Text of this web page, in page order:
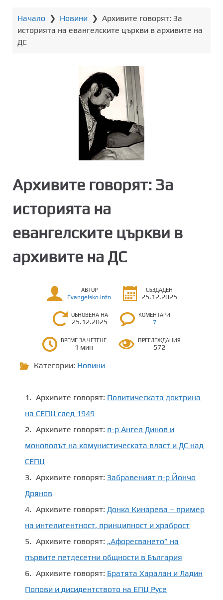
Начало ❯ Новини ❯ Архивите говорят: За
историята на евангелските църкви в архивите на
ДС
Архивите говорят: За
историята на
евангелските църкви в
архивите на ДС
АВТОР
Evangelsko.info
СЪЗДАДЕН
25.12.2025
ОБНОВЕНА НА
25.12.2025
КОМЕНТАРИ
7
ВРЕМЕ ЗА ЧЕТЕНЕ
1 мин
ПРЕГЛЕЖДАНИЯ
572
Категории: Новини
Архивите говорят: Политическата доктрина
на СЕПЦ след 1949
Архивите говорят: п-р Ангел Динов и
монополът на комунистическата власт и ДС над
СЕПЦ
Архивите говорят: Забравеният п-р Йончо
Дрянов
Архивите говорят: Донка Кинарева – пример
на интелигентност, принципност и храброст
Архивите говорят: „Афоресването” на
първите петдесетни общности в България
Архивите говорят: Братята Харалан и Ладин
Попови и дисидентството на ЕПЦ Русе